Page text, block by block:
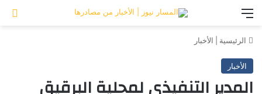
الرئيسية الأخبار
الأخبار
المدير التنفيذي لمحلية البرقيق